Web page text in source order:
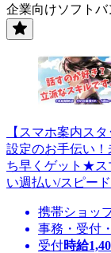
企業向けソフト
【スマホ案内ス
設定のお手伝い
ち早くゲット★ス
い週払い/スピー
携帯ショッ
事務・受付
受付時給